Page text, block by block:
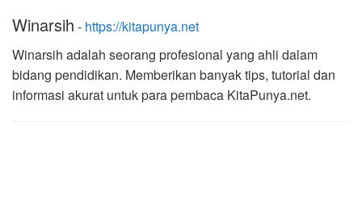
Winarsih - https://kitapunya.net
Winarsih adalah seorang profesional yang ahli dalam
bidang pendidikan. Memberikan banyak tips, tutorial dan
informasi akurat untuk para pembaca KitaPunya.net.